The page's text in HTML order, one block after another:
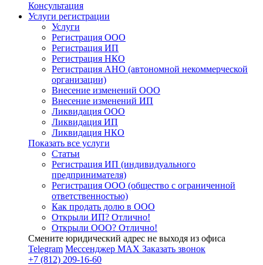
Консультация
Услуги регистрации
Услуги
Регистрация ООО
Регистрация ИП
Регистрация НКО
Регистрация АНО (автономной некоммерческой
организации)
Внесение изменений ООО
Внесение изменений ИП
Ликвидация ООО
Ликвидация ИП
Ликвидация НКО
Показать все услуги
Статьи
Регистрация ИП (индивидуального
предпринимателя)
Регистрация ООО (общество с ограниченной
ответственностью)
Как продать долю в ООО
Открыли ИП? Отлично!
Открыли ООО? Отлично!
Смените юридический адрес не выходя из офиса
Telegram Мессенджер MAX Заказать звонок
+7 (812) 209-16-60